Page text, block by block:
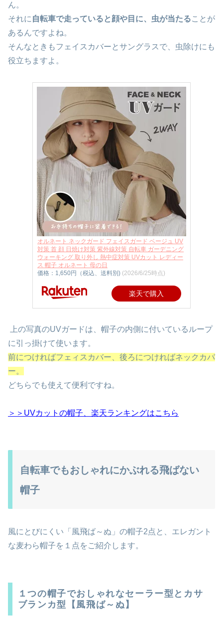
ん。
それに 自転車で走っていると顔や目に、虫が当たることが
あるんですよね。
そんなときもフェイスカバーとサングラスで、虫除けにも
役立ちますよ。
オルネート ネックガード フェイスガード ベージュ UV
対策 首 顔 日焼け対策 紫外線対策 自転車 ガーデニング
ウォーキング 取り外し 熱中症対策 UVカット レディー
ス 帽子 オルネート 母の日
価格：1,650円（税込、送料別) (2026/6/25時点)
楽天で購入
上の写真のUVガードは、帽子の内側に付いているループ
に引っ掛けて使います。
前につければフェィスカバー、後ろにつければネックカバ
ー。
どちらでも使えて便利ですね。
＞＞UVカットの帽子、楽天ランキングはこちら
自転車でもおしゃれにかぶれる飛ばない
帽子
風にとびにくい「風飛ば～ぬ」の帽子2点と、エレガント
な麦わら帽子を１点をご紹介します。
１つの帽子でおしゃれなセーラー型とカサ
ブランカ型【風飛ば～ぬ】